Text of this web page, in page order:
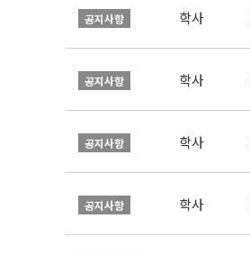
공지사항 학사
공지사항 학사
공지사항 학사
공지사항 학사